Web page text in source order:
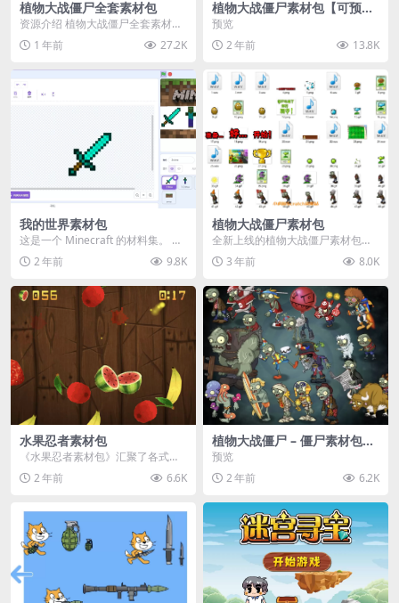
植物大战僵尸全套素材包
资源介绍 植物大战僵尸全套素材
包，包含227个丰富多样的素材，
涵盖角色、背景、动...
1 年前 27.2K
植物大战僵尸素材包【可预
览】
预览
2 年前
13.8K
我的世界素材包
这是一个 Minecraft 的材料集。 操
作方法如下： 工具 → 右箭头 怪物...
2 年前 9.8K
植物大战僵尸素材包
全新上线的植物大战僵尸素材包，
内含48个精选资源，涵盖角色、场
景、音效等多样内容...
3 年前 8.0K
水果忍者素材包
《水果忍者素材包》汇聚了各式鲜
美诱人的水果图像与清脆悦耳的切
割音效，专为追求极致...
2 年前 6.6K
植物大战僵尸 – 僵尸素材包
【可预览】
预览
2 年前
6.2K